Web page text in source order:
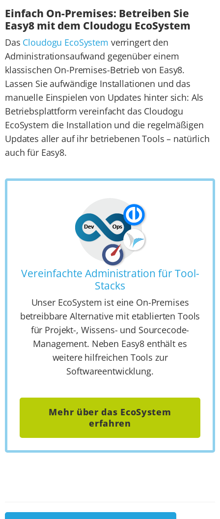
Einfach On-Premises: Betreiben Sie
Easy8 mit dem Cloudogu EcoSystem
Das Cloudogu EcoSystem verringert den
Administrationsaufwand gegenüber einem
klassischen On-Premises-Betrieb von Easy8.
Lassen Sie aufwändige Installationen und das
manuelle Einspielen von Updates hinter sich: Als
Betriebsplattform vereinfacht das Cloudogu
EcoSystem die Installation und die regelmäßigen
Updates aller auf ihr betriebenen Tools – natürlich
auch für Easy8.
Vereinfachte Administration für Tool-
Stacks
Unser EcoSystem ist eine On-Premises
betreibbare Alternative mit etablierten Tools
für Projekt-, Wissens- und Sourcecode-
Management. Neben Easy8 enthält es
weitere hilfreichen Tools zur
Softwareentwicklung.
Mehr über das EcoSystem
erfahren